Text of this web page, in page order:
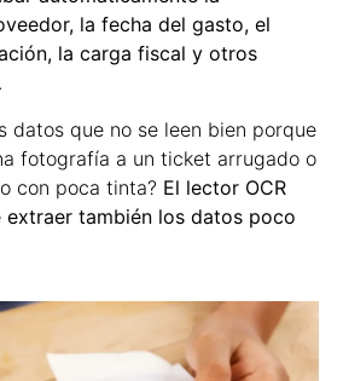
la fecha del gasto, el
la carga fiscal y otros
.
datos que no se leen bien porque
fotografía a un ticket arrugado o
con poca tinta? El lector OCR
extraer también los datos poco